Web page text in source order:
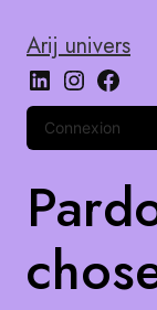
Arij univers
Connexion